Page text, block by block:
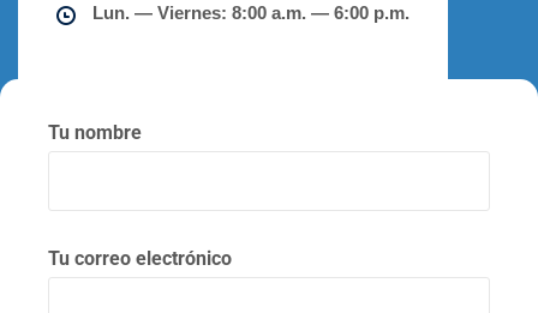
Lun. — Viernes: 8:00 a.m. — 6:00 p.m.
Tu nombre
Tu correo electrónico